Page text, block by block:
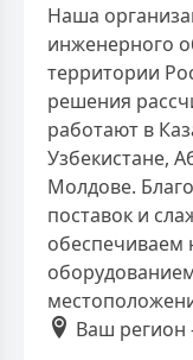
Наша
инженерного
территории
решения
работают в
Узбекистане,
Молдове.
поставок и
обеспечиваем
Ваш